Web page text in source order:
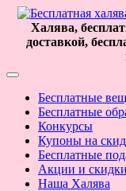
Халява,
доставкой,
Бесплатные
Бесплатные
Конкурсы
Купоны на
Бесплатные
Акции и скидки
Наша Халява